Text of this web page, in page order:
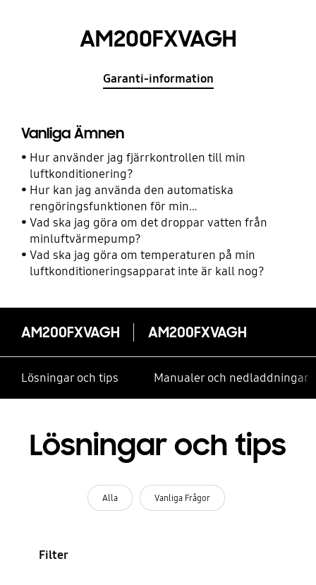
AM200FXVAGH
Garanti-information
Vanliga Ämnen
Hur använder jag fjärrkontrollen till min
luftkonditionering?
Hur kan jag använda den automatiska
rengöringsfunktionen för min
luftkonditioneringsapparat?
Vad ska jag göra om det droppar vatten från
minluftvärmepump?
Vad ska jag göra om temperaturen på min
luftkonditioneringsapparat inte är kall nog?
AM200FXVAGH AM200FXVAGH
Lösningar och tips Manualer och nedladdningar
Lösningar och tips
Alla Vanliga Frågor
Filter